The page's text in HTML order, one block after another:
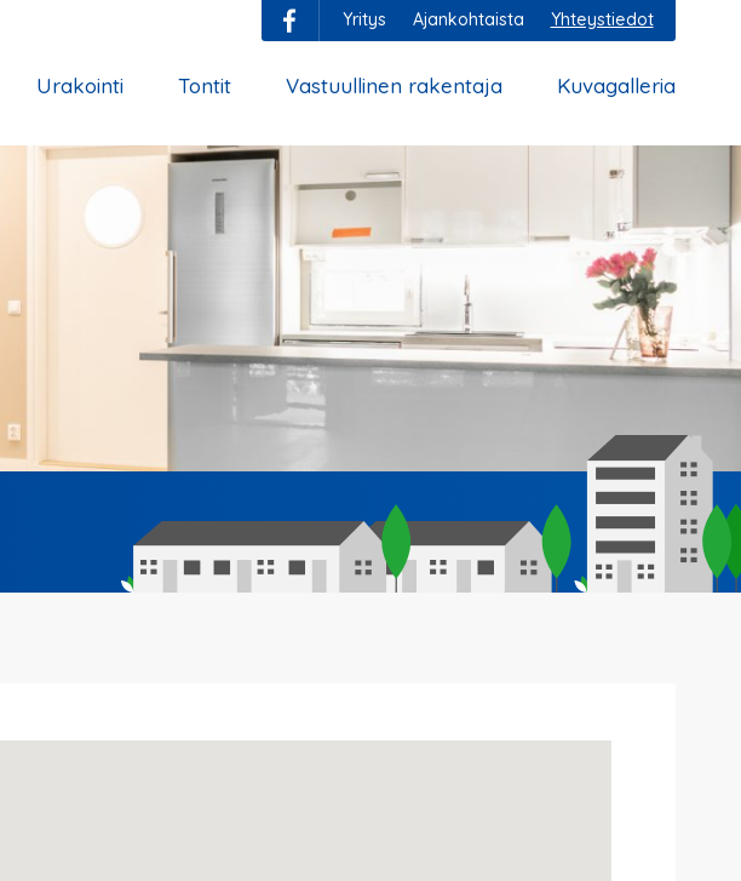
Yritys Ajankohtaista Yhteystiedot
Urakointi Tontit Vastuullinen rakentaja Kuvagalleria